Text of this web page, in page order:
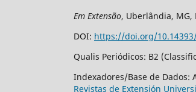
Em Extensão, Uberlândia, MG,
DOI: https://doi.org/10.14393/
Qualis Periódicos: B2
Indexadores/Base de Dados:
Revistas de Extensión